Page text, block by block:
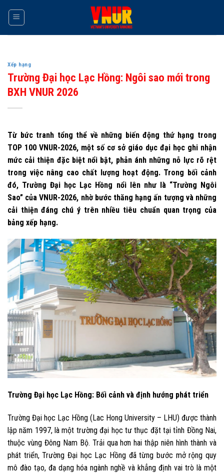
Xếp hạng
Trường Đại học Lạc Hồng: Ngôi sao mới trong
BXH VNUR 2026
Từ bức tranh tổng thể về những biến động thứ hạng trong
TOP 100 VNUR-2026, một số cơ sở giáo dục đại học ghi nhận
mức cải thiện đặc biệt nổi bật, phản ánh những nỗ lực rõ rệt
trong việc nâng cao chất lượng hoạt động. Trong bối cảnh
đó, Trường Đại học Lạc Hồng nổi lên như là “Trường Ngôi
Sao” của VNUR-2026, nhờ bước thăng hạng ấn tượng và những
cải thiện đáng chú ý trên nhiều tiêu chuẩn quan trọng của
bảng xếp hạng.
Trường Đại học Lạc Hồng: Bối cảnh và định hướng phát triển
Trường Đại học Lạc Hồng (Lac Hong University – LHU) được thành
lập năm 1997, là một trường đại học tư thục đặt tại tỉnh Đồng Nai,
thuộc vùng Đông Nam Bộ. Trải qua hơn hai thập niên hình thành và
phát triển, Trường Đại học Lạc Hồng đã từng bước mở rộng quy
mô đào tạo, đa dạng hóa ngành nghề và khẳng định vai trò là một